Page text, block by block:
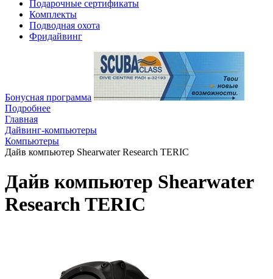
Подарочные сертификаты
Комплекты
Подводная охота
Фридайвинг
Бонусная программа
Подробнее
Главная
Дайвинг-компьютеры
Компьютеры
Дайв компьютер Shearwater Research TERIC
Дайв компьютер Shearwater
Research TERIC